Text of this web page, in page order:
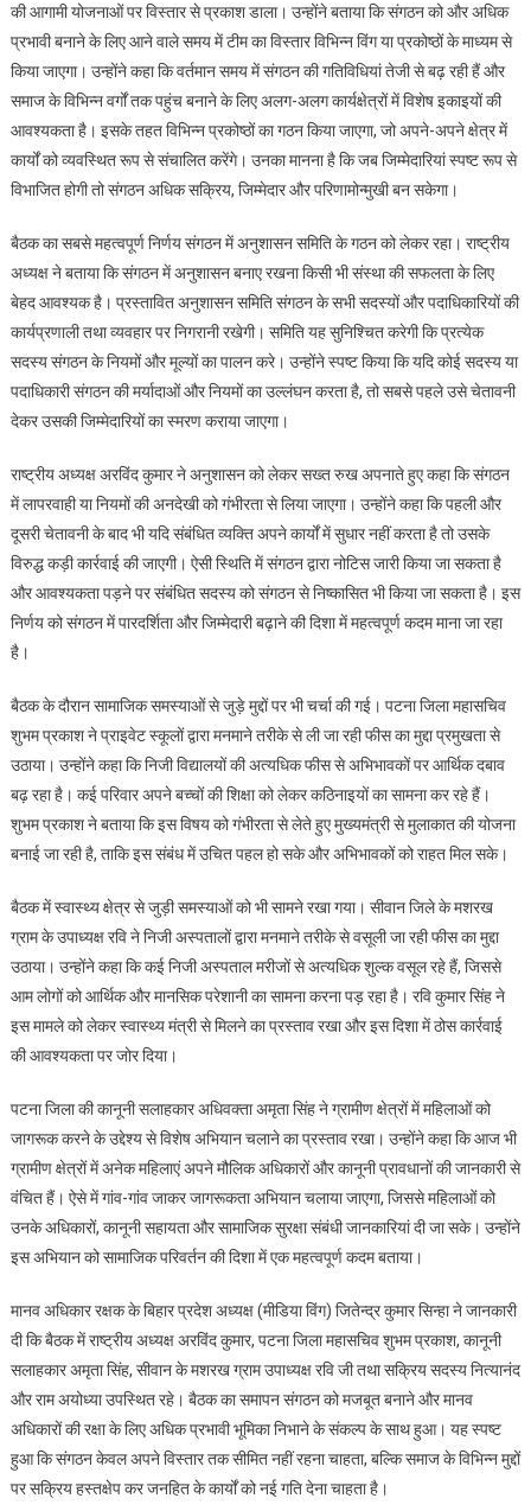
की आगामी योजनाओं पर विस्तार से प्रकाश डाला। उन्होंने बताया कि संगठन को और अधिक
प्रभावी बनाने के लिए आने वाले समय में टीम का विस्तार विभिन्न विंग या प्रकोष्ठों के माध्यम से
किया जाएगा। उन्होंने कहा कि वर्तमान समय में संगठन की गतिविधियां तेजी से बढ़ रही हैं और
समाज के विभिन्न वर्गों तक पहुंच बनाने के लिए अलग-अलग कार्यक्षेत्रों में विशेष इकाइयों की
आवश्यकता है। इसके तहत विभिन्न प्रकोष्ठों का गठन किया जाएगा, जो अपने-अपने क्षेत्र में
कार्यों को व्यवस्थित रूप से संचालित करेंगे। उनका मानना है कि जब जिम्मेदारियां स्पष्ट रूप से
विभाजित होगी तो संगठन अधिक सक्रिय, जिम्मेदार और परिणामोन्मुखी बन सकेगा।
बैठक का सबसे महत्वपूर्ण निर्णय संगठन में अनुशासन समिति के गठन को लेकर रहा। राष्ट्रीय
अध्यक्ष ने बताया कि संगठन में अनुशासन बनाए रखना किसी भी संस्था की सफलता के लिए
बेहद आवश्यक है। प्रस्तावित अनुशासन समिति संगठन के सभी सदस्यों और पदाधिकारियों की
कार्यप्रणाली तथा व्यवहार पर निगरानी रखेगी। समिति यह सुनिश्चित करेगी कि प्रत्येक
सदस्य संगठन के नियमों और मूल्यों का पालन करे। उन्होंने स्पष्ट किया कि यदि कोई सदस्य या
पदाधिकारी संगठन की मर्यादाओं और नियमों का उल्लंघन करता है, तो सबसे पहले उसे चेतावनी
देकर उसकी जिम्मेदारियों का स्मरण कराया जाएगा।
राष्ट्रीय अध्यक्ष अरविंद कुमार ने अनुशासन को लेकर सख्त रुख अपनाते हुए कहा कि संगठन
में लापरवाही या नियमों की अनदेखी को गंभीरता से लिया जाएगा। उन्होंने कहा कि पहली और
दूसरी चेतावनी के बाद भी यदि संबंधित व्यक्ति अपने कार्यों में सुधार नहीं करता है तो उसके
विरुद्ध कड़ी कार्रवाई की जाएगी। ऐसी स्थिति में संगठन द्वारा नोटिस जारी किया जा सकता है
और आवश्यकता पड़ने पर संबंधित सदस्य को संगठन से निष्कासित भी किया जा सकता है। इस
निर्णय को संगठन में पारदर्शिता और जिम्मेदारी बढ़ाने की दिशा में महत्वपूर्ण कदम माना जा रहा
है।
बैठक के दौरान सामाजिक समस्याओं से जुड़े मुद्दों पर भी चर्चा की गई। पटना जिला महासचिव
शुभम प्रकाश ने प्राइवेट स्कूलों द्वारा मनमाने तरीके से ली जा रही फीस का मुद्दा प्रमुखता से
उठाया। उन्होंने कहा कि निजी विद्यालयों की अत्यधिक फीस से अभिभावकों पर आर्थिक दबाव
बढ़ रहा है। कई परिवार अपने बच्चों की शिक्षा को लेकर कठिनाइयों का सामना कर रहे हैं।
शुभम प्रकाश ने बताया कि इस विषय को गंभीरता से लेते हुए मुख्यमंत्री से मुलाकात की योजना
बनाई जा रही है, ताकि इस संबंध में उचित पहल हो सके और अभिभावकों को राहत मिल सके।
बैठक में स्वास्थ्य क्षेत्र से जुड़ी समस्याओं को भी सामने रखा गया। सीवान जिले के मशरख
ग्राम के उपाध्यक्ष रवि ने निजी अस्पतालों द्वारा मनमाने तरीके से वसूली जा रही फीस का मुद्दा
उठाया। उन्होंने कहा कि कई निजी अस्पताल मरीजों से अत्यधिक शुल्क वसूल रहे हैं, जिससे
आम लोगों को आर्थिक और मानसिक परेशानी का सामना करना पड़ रहा है। रवि कुमार सिंह ने
इस मामले को लेकर स्वास्थ्य मंत्री से मिलने का प्रस्ताव रखा और इस दिशा में ठोस कार्रवाई
की आवश्यकता पर जोर दिया।
पटना जिला की कानूनी सलाहकार अधिवक्ता अमृता सिंह ने ग्रामीण क्षेत्रों में महिलाओं को
जागरूक करने के उद्देश्य से विशेष अभियान चलाने का प्रस्ताव रखा। उन्होंने कहा कि आज भी
ग्रामीण क्षेत्रों में अनेक महिलाएं अपने मौलिक अधिकारों और कानूनी प्रावधानों की जानकारी से
वंचित हैं। ऐसे में गांव-गांव जाकर जागरूकता अभियान चलाया जाएगा, जिससे महिलाओं को
उनके अधिकारों, कानूनी सहायता और सामाजिक सुरक्षा संबंधी जानकारियां दी जा सके। उन्होंने
इस अभियान को सामाजिक परिवर्तन की दिशा में एक महत्वपूर्ण कदम बताया।
मानव अधिकार रक्षक के बिहार प्रदेश अध्यक्ष (मीडिया विंग) जितेन्द्र कुमार सिन्हा ने जानकारी
दी कि बैठक में राष्ट्रीय अध्यक्ष अरविंद कुमार, पटना जिला महासचिव शुभम प्रकाश, कानूनी
सलाहकार अमृता सिंह, सीवान के मशरख ग्राम उपाध्यक्ष रवि जी तथा सक्रिय सदस्य नित्यानंद
और राम अयोध्या उपस्थित रहे। बैठक का समापन संगठन को मजबूत बनाने और मानव
अधिकारों की रक्षा के लिए अधिक प्रभावी भूमिका निभाने के संकल्प के साथ हुआ। यह स्पष्ट
हुआ कि संगठन केवल अपने विस्तार तक सीमित नहीं रहना चाहता, बल्कि समाज के विभिन्न मुद्दों
पर सक्रिय हस्तक्षेप कर जनहित के कार्यों को नई गति देना चाहता है।